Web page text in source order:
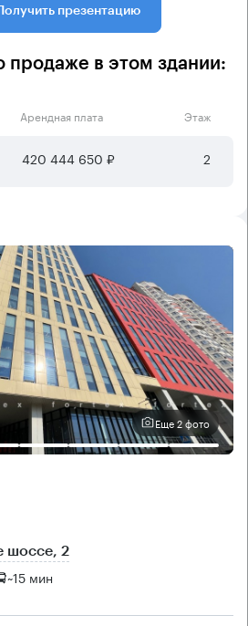
Получить презентацию
продаже в этом здании:
Арендная плата Этаж
420 444 650 ₽ 2
Еще 2 фото
шоссе, 2
~15 мин